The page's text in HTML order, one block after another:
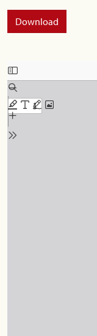
Download
Skip to PDF content